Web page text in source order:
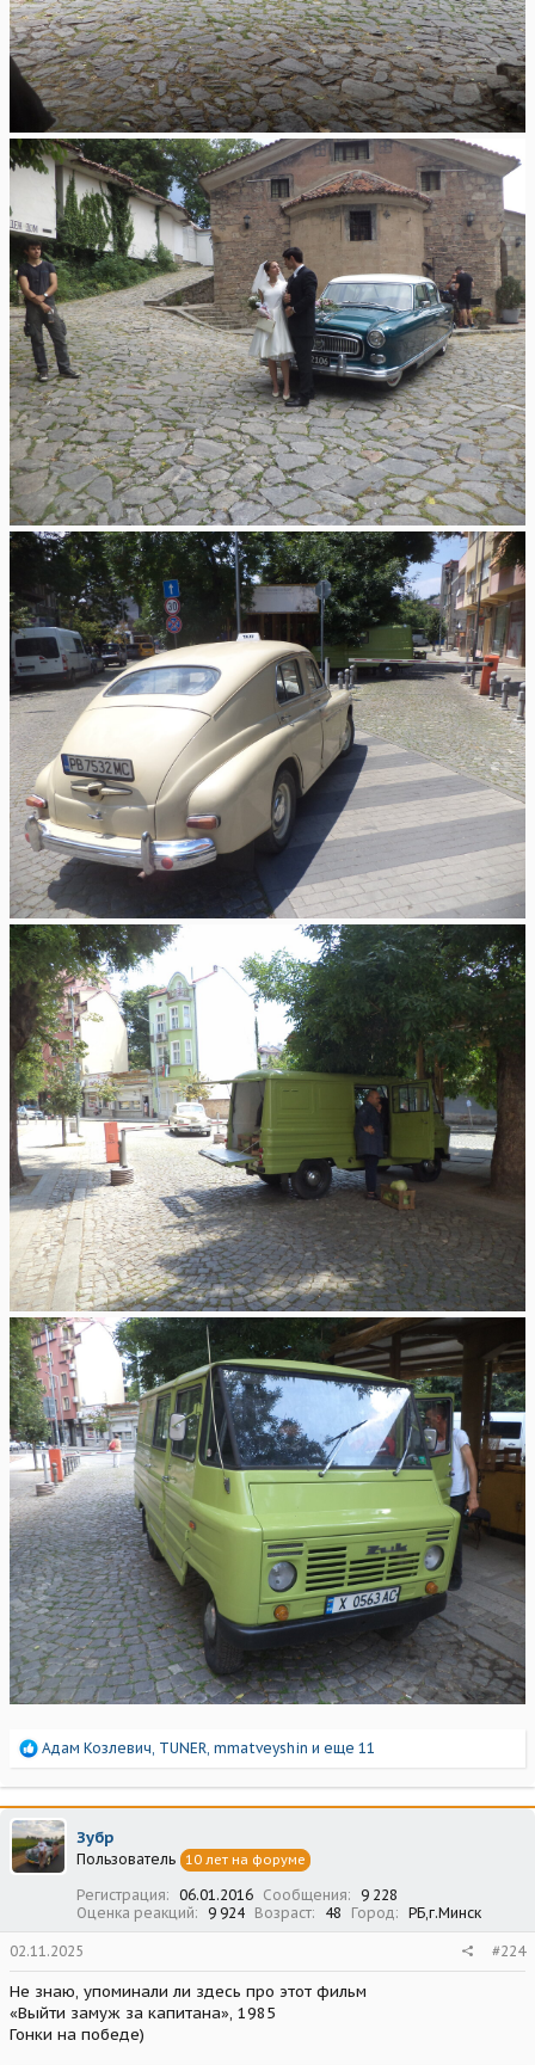
Р
а
к
ц
и
и
Адам Козлевич, TUNER, mmatveyshin и еще 11
Зубр
Пользователь 10 лет на форуме
Регистрация 06.01.2016 Сообщения
9 228
Оценка реакций
9 924 Возраст 48 Город РБ,г.Минск
02.11.2025 #224
Не знаю, упоминали ли здесь про этот фильм
«Выйти замуж за капитана», 1985
Гонки на победе)